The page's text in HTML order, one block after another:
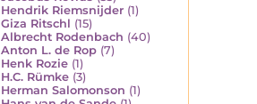
Hendrik Riemsnijder (1)
Giza Ritschl (15)
Albrecht Rodenbach (40)
Anton L. de Rop (7)
Henk Rozie (1)
H.C. Rümke (3)
Herman Salomonson (1)